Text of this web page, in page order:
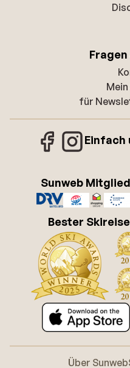
für
Einfach
Sunweb
Bester
Über Sunweb